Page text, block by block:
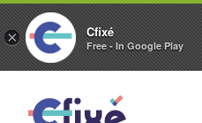
× Cfixé
Free - In Google Play